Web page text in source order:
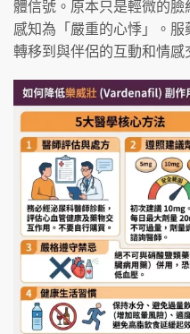
體信號。原本只是輕微的
感知為「嚴重的心悸」。
轉移到與伴侶的互動和情感